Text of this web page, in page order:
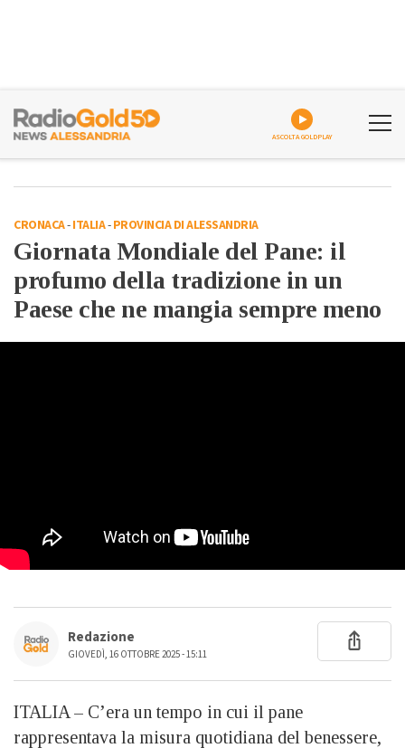
ASCOLTA GOLDPLAY
CRONACA-ITALIA-PROVINCIA DI ALESSANDRIA
Giornata Mondiale del Pane: il
profumo della tradizione in un
Paese che ne mangia sempre meno
Redazione
GIOVEDÌ, 16 OTTOBRE 2025 - 15:11
ITALIA – C’era un tempo in cui il pane
rappresentava la misura quotidiana del benessere,